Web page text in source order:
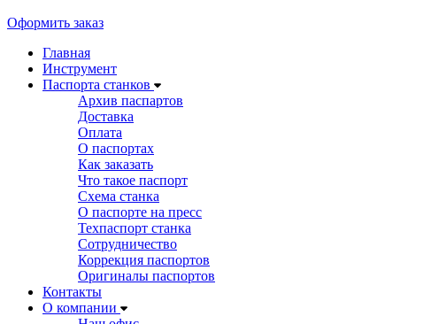
Оформить заказ
Главная
Инструмент
Паспорта станков
Архив паспартов
Доставка
Оплата
О паспортах
Как заказать
Что такое паспорт
Схема станка
О паспорте на пресс
Техпаспорт станка
Сотрудничество
Коррекция паспортов
Оригиналы паспортов
Контакты
О компании